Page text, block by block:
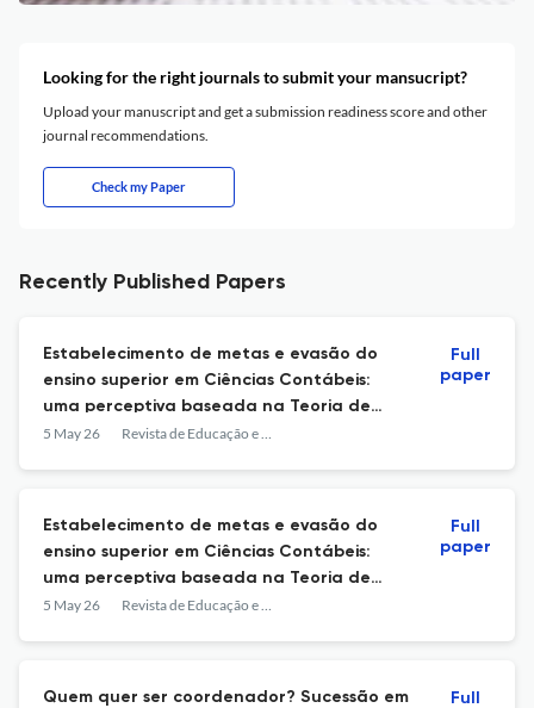
Looking for the right journals to submit your mansucript?
Upload your manuscript and get a submission readiness score and other
journal recommendations.
Check my Paper
Recently Published Papers
Estabelecimento de metas e evasão do
ensino superior em Ciências Contábeis:
uma perceptiva baseada na Teoria de
Metas de Realização
5 May 26 Revista de Educação e Pesquisa em Contabilidade (REPeC)
Full
paper
Estabelecimento de metas e evasão do
ensino superior em Ciências Contábeis:
uma perceptiva baseada na Teoria de
Metas de Realização
5 May 26 Revista de Educação e Pesquisa em Contabilidade (REPeC)
Full
paper
Quem quer ser coordenador? Sucessão em
Full